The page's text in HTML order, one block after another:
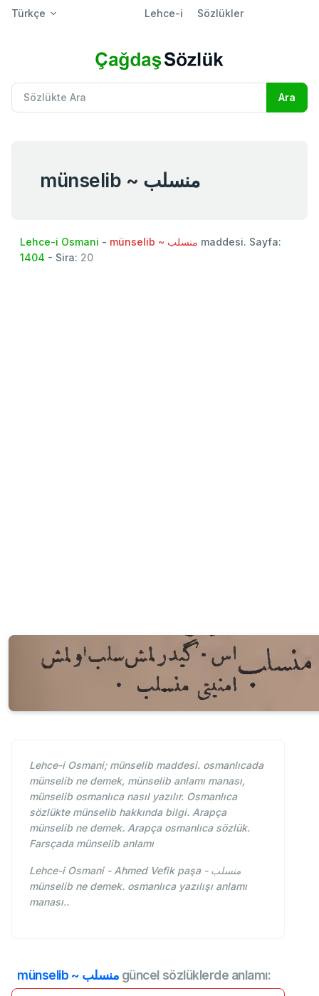
Türkçe Lehce-i Sözlükler
münselib ~ منسلب
Lehce-i Osmani - münselib ~ منسلب maddesi. Sayfa:
1404 - Sira: 20
Lehce-i Osmani; münselib maddesi. osmanlıcada
münselib ne demek, münselib anlamı manası,
münselib osmanlıca nasıl yazılır. Osmanlıca
sözlükte münselib hakkında bilgi. Arapça
münselib ne demek. Arapça osmanlıca sözlük.
Farsçada münselib anlamı
Lehce-i Osmani - Ahmed Vefik paşa - منسلب
münselib ne demek. osmanlıca yazılışı anlamı
manası..
münselib ~ منسلب güncel sözlüklerde anlamı: